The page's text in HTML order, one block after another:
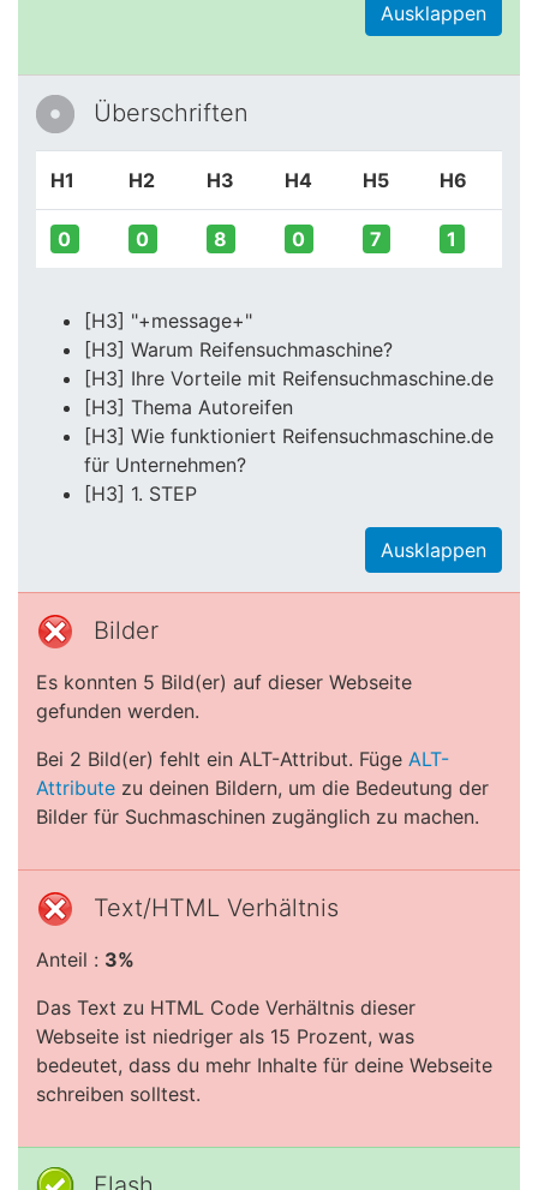
Ausklappen
Überschriften
H1 H2 H3 H4 H5 H6
0 0 8 0 7 1
[H3] "+message+"
[H3] Warum Reifensuchmaschine?
[H3] Ihre Vorteile mit Reifensuchmaschine.de
[H3] Thema Autoreifen
[H3] Wie funktioniert Reifensuchmaschine.de
für Unternehmen?
[H3] 1. STEP
Ausklappen
Bilder
Es konnten 5 Bild(er) auf dieser Webseite
gefunden werden.
Bei 2 Bild(er) fehlt ein ALT-Attribut. Füge ALT-
Attribute zu deinen Bildern, um die Bedeutung der
Bilder für Suchmaschinen zugänglich zu machen.
Text/HTML Verhältnis
Anteil : 3%
Das Text zu HTML Code Verhältnis dieser
Webseite ist niedriger als 15 Prozent, was
bedeutet, dass du mehr Inhalte für deine Webseite
schreiben solltest.